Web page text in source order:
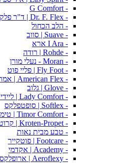
- G Comfort
- Dr. F. Flex | ד"ר פלקס
- הלב הכחול
- Suave | סווב
- I Ara ארא
- Rohde | רודה
- Moran - נעלי מורן
- Fly Foot | פליי פוט
- American Flex | אמריקו פלקס
- Glove | גלוב
- Lady Comfort | ליידי קומפורט
- Softlex | סופטפלקס
- Timor Comfort | טימור קומפורט
- Kroten-Propet | קרוטן-פרופט
- טבע מבית נאות
- Footcare | פוטקייר
- Academy | אקדמי
- Aeroflexy | ארופלקסי